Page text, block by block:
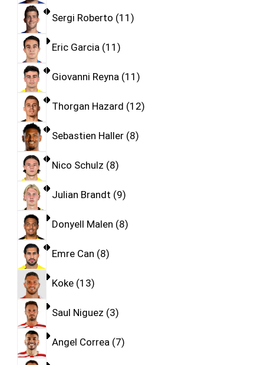
Sergi Roberto 11
Eric Garcia 11
Giovanni Reyna 11
Thorgan Hazard 12
Sebastien Haller 8
Nico Schulz 8
Julian Brandt 9
Donyell Malen 8
Emre Can 8
Koke 13
Saul Niguez 3
Angel Correa 7